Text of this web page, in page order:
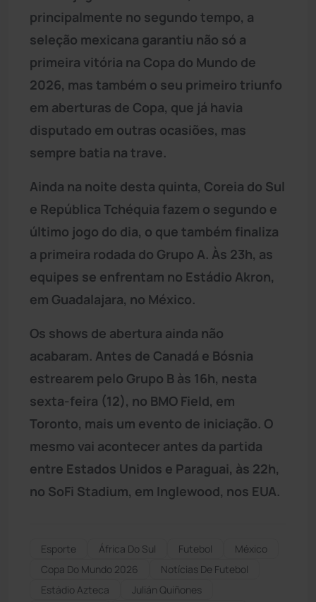
principalmente no segundo tempo, a
seleção mexicana garantiu não só a
primeira vitória na Copa do Mundo de
2026, mas também o seu primeiro triunfo
em aberturas de Copa, que já havia
disputado em outras ocasiões, mas
sempre batia na trave.
Ainda na noite desta quinta, Coreia do Sul
e República Tchéquia fazem o segundo e
último jogo do dia, o que também finaliza
a primeira rodada do Grupo A. Às 23h, as
equipes se enfrentam no Estádio Akron,
em Guadalajara, no México.
Os shows de abertura ainda não
acabaram. Antes de Canadá e Bósnia
estrearem pelo Grupo B às 16h, nesta
sexta-feira (12), no BMO Field, em
Toronto, mais um evento de iniciação. O
mesmo vai acontecer antes da partida
entre Estados Unidos e Paraguai, às 22h,
no SoFi Stadium, em Inglewood, nos EUA.
Esporte África Do Sul Futebol
México
Copa Do Mundo 2026
Notícias De Futebol
Estádio Azteca
Julián Quiñones